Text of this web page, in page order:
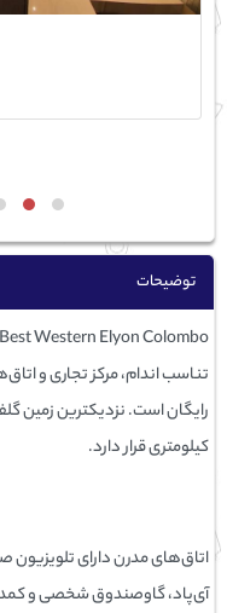
توضیحات
کیلومتری قرار دارد.
اتاق‌های مدرن دارای تلویزیون
آی‌پاد، گاوصندوق شخصی و